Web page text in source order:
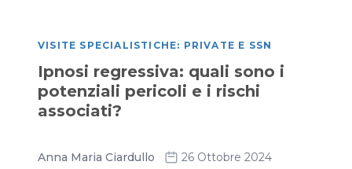
VISITE SPECIALISTICHE: PRIVATE E SSN
Ipnosi regressiva: quali sono i
potenziali pericoli e i rischi
associati?
Anna Maria Ciardullo 26 Ottobre 2024